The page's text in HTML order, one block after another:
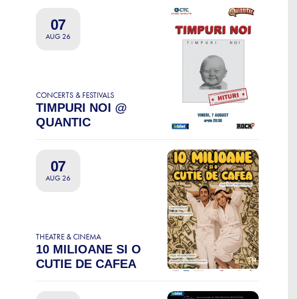
07
AUG 26
CONCERTS & FESTIVALS
TIMPURI NOI @
QUANTIC
07
AUG 26
THEATRE & CINEMA
10 MILIOANE SI O
CUTIE DE CAFEA